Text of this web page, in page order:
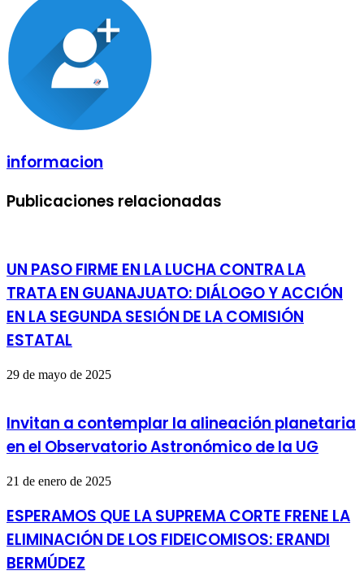
electrónico
informacion
Publicaciones relacionadas
UN PASO FIRME EN LA LUCHA CONTRA LA
TRATA EN GUANAJUATO: DIÁLOGO Y ACCIÓN
EN LA SEGUNDA SESIÓN DE LA COMISIÓN
ESTATAL
29 de mayo de 2025
Invitan a contemplar la alineación planetaria
en el Observatorio Astronómico de la UG
21 de enero de 2025
ESPERAMOS QUE LA SUPREMA CORTE FRENE LA
ELIMINACIÓN DE LOS FIDEICOMISOS: ERANDI
BERMÚDEZ